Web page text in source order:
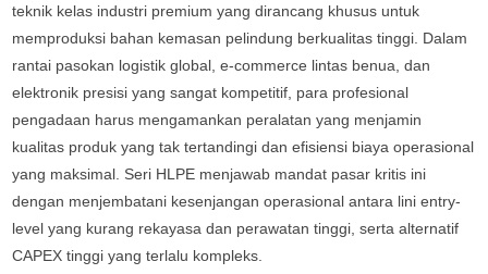
teknik kelas industri premium yang dirancang khusus untuk
memproduksi bahan kemasan pelindung berkualitas tinggi. Dalam
rantai pasokan logistik global, e-commerce lintas benua, dan
elektronik presisi yang sangat kompetitif, para profesional
pengadaan harus mengamankan peralatan yang menjamin
kualitas produk yang tak tertandingi dan efisiensi biaya operasional
yang maksimal. Seri HLPE menjawab mandat pasar kritis ini
dengan menjembatani kesenjangan operasional antara lini entry-
level yang kurang rekayasa dan perawatan tinggi, serta alternatif
CAPEX tinggi yang terlalu kompleks.